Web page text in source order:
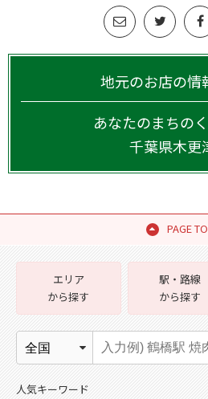
地元のお店の情
あなたのまちの
千葉県木更
PAGE
エリア
から探す
駅・路線
から探す
人気キーワード